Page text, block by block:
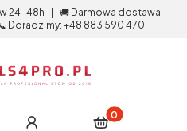
24-48h | 🚚 Darmowa dostawa
Doradzimy: +48 883 590 470
Produkty w